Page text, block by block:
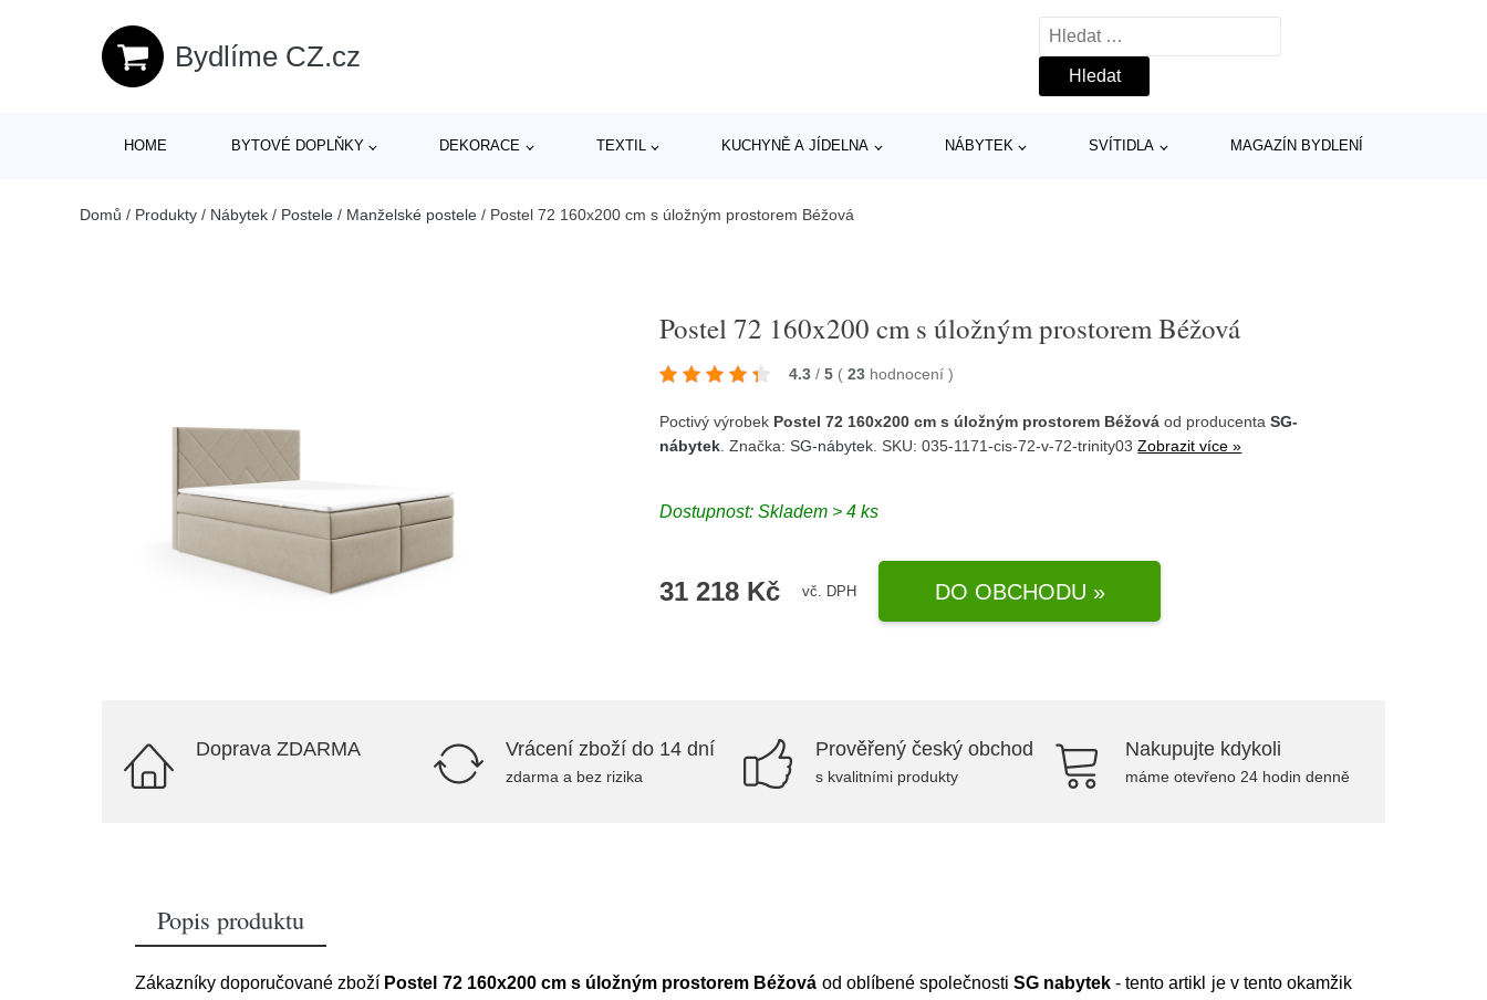
Bydlíme CZ.cz
Vyhledávání
HOME BYTOVÉ DOPLŇKY DEKORACE TEXTIL KUCHYNĚ A JÍDELNA NÁBYTEK SVÍTIDLA MAGAZÍN BYDLENÍ
Domů / Produkty / Nábytek / Postele / Manželské postele / Postel 72 160x200 cm s úložným prostorem Béžová
Postel 72 160x200 cm s úložným prostorem Béžová
4.3 / 5 ( 23 hodnocení)
Poctivý výrobek Postel 72 160x200 cm s úložným prostorem Béžová od producentaSG-
nábytek . Značka:SG-nábytek . SKU: 035-1171-cis-72-v-72-trinity03Zobrazit více »
Dostupnost:Skladem > 4 ks
31 218 Kč vč. DPH DO OBCHODU »
Doprava ZDARMA Vrácení zboží do 14 dní
zdarma a bez rizika
Prověřený český obchod
s kvalitními produkty
Nakupujte kdykoli
máme otevřeno 24 hodin denně
Popis produktu
Zákazníky doporučované zboží Postel 72 160x200 cm s úložným prostorem Béžová od oblíbené společnosti SG nabytek - tento artikl je v tento okamžik